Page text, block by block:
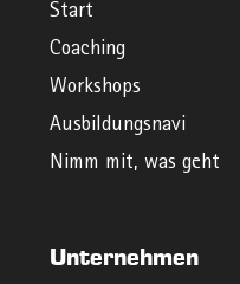
Start
Coaching
Workshops
Ausbildungsnavi
Nimm mit, was geht
Unternehmen